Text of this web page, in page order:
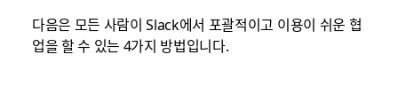
다음은 모든 사람이 Slack에서 포괄적이고 이용이 쉬운 협
업을 할 수 있는 4가지 방법입니다.